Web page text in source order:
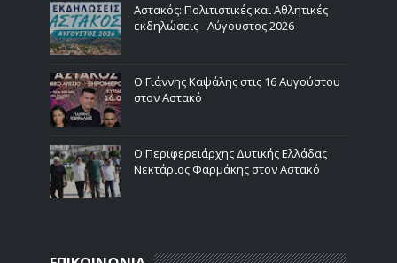
Αστακός: Πολιτιστικές και Αθλητικές
εκδηλώσεις - Αύγουστος 2026
Ο Γιάννης Καψάλης στις 16 Αυγούστου
στον Αστακό
Ο Περιφερειάρχης Δυτικής Ελλάδας
Νεκτάριος Φαρμάκης στον Αστακό